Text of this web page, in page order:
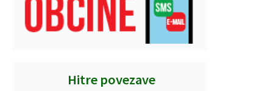
Hitre povezave